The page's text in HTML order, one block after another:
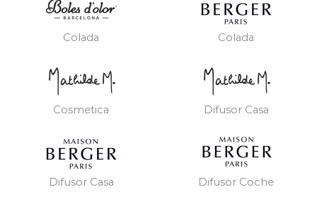
Colada Colada
Cosmetica Difusor Casa
Difusor Casa Difusor Coche